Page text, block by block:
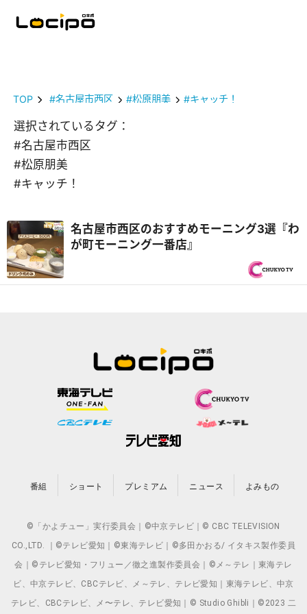
TOP #名古屋市西区 #松原朋美 #キャッチ！
選択されているタグ：
#名古屋市西区
#松原朋美
#キャッチ！
名古屋市西区のおすすめモーニング3選『わ
が町モーニング一番店』
番組 ショート プレミアム ニュース よみもの
©「かよチュー」実行委員会｜©中京テレビ｜© CBC TELEVISION
CO.,LTD. ｜©テレビ愛知｜©東海テレビ｜©多田かおる/ イタキス製作委員
会｜©テレビ愛知・フリュー／徹之進製作委員会｜©メ～テレ｜東海テレ
ビ、中京テレビ、CBCテレビ、メ～テレ、テレビ愛知｜東海テレビ、中京
テレビ、CBCテレビ、メ〜テレ、テレビ愛知｜© Studio Ghibli｜©2023 二